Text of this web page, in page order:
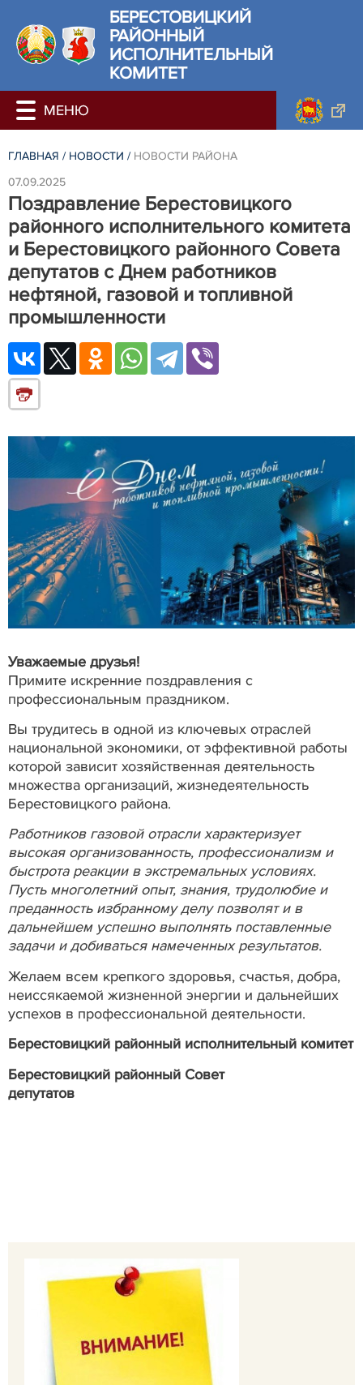
БЕРЕСТОВИЦКИЙ
РАЙОННЫЙ
ИСПОЛНИТЕЛЬНЫЙ
КОМИТЕТ
ГЛАВНАЯ / НОВОСТИ / НОВОСТИ РАЙОНА
07.09.2025
Поздравление Берестовицкого
районного исполнительного комитета
и Берестовицкого районного Совета
депутатов с Днем работников
нефтяной, газовой и топливной
промышленности
Уважаемые друзья!
Примите искренние поздравления с
профессиональным праздником.
Вы трудитесь в одной из ключевых отраслей
национальной экономики, от эффективной работы
которой зависит хозяйственная деятельность
множества организаций, жизнедеятельность
Берестовицкого района.
Работников газовой отрасли характеризует
высокая организованность, профессионализм и
быстрота реакции в экстремальных условиях.
Пусть многолетний опыт, знания, трудолюбие и
преданность избранному делу позволят и в
дальнейшем успешно выполнять поставленные
задачи и добиваться намеченных результатов.
Желаем всем крепкого здоровья, счастья, добра,
неиссякаемой жизненной энергии и дальнейших
успехов в профессиональной деятельности.
Берестовицкий районный исполнительный комитет
Берестовицкий районный Совет
депутатов